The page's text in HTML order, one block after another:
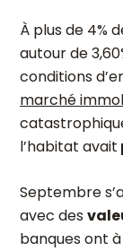
À plus de 4%
autour de
conditions
marché
l’habitat avait
Septembre
avec des
banques ont